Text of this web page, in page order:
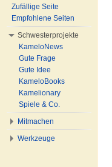
Zufällige Seite
Empfohlene Seiten
Schwesterprojekte
KameloNews
Gute Frage
Gute Idee
KameloBooks
Kamelionary
Spiele & Co.
Mitmachen
Werkzeuge